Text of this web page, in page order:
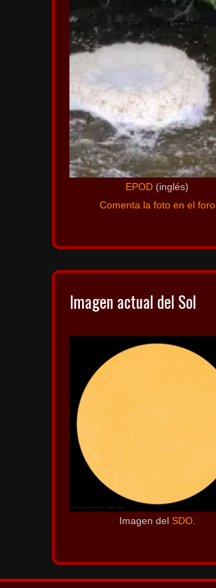
EPOD (inglés)
Comenta la foto en el foro
Imagen actual del Sol
Imagen del SDO.